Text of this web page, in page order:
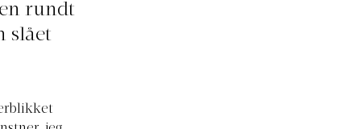
rundt
slået